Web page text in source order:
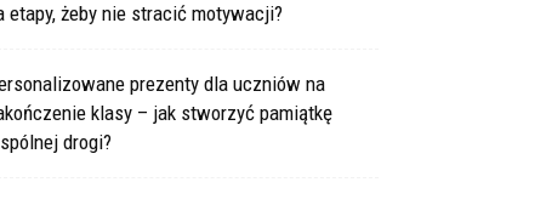
etapy, żeby nie stracić motywacji?
prezenty dla uczniów na
klasy – jak stworzyć pamiątkę
drogi?